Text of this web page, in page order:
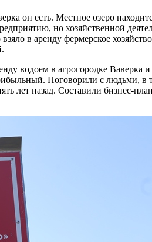
он есть. Местное озеро
но хозяйственной
в аренду фермерское
водоем в агрогородке Ваверка
Поговорили с людьми, в
лет назад. Составили бизнес-